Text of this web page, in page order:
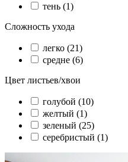
тень (1)
Сложность ухода
легко (21)
средне (6)
Цвет листьев/хвои
голубой (10)
желтый (1)
зеленый (25)
серебристый (1)